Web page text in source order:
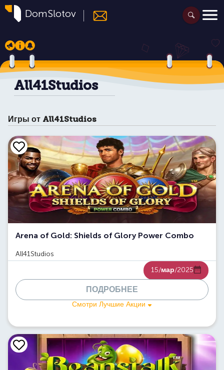
DomSlotov
All41Studios
Игры от All41Studios
Arena of Gold: Shields of Glory Power Combo
All41Studios
15/мар/2025
ПОДРОБНЕЕ
Смотри Лучшие Акции